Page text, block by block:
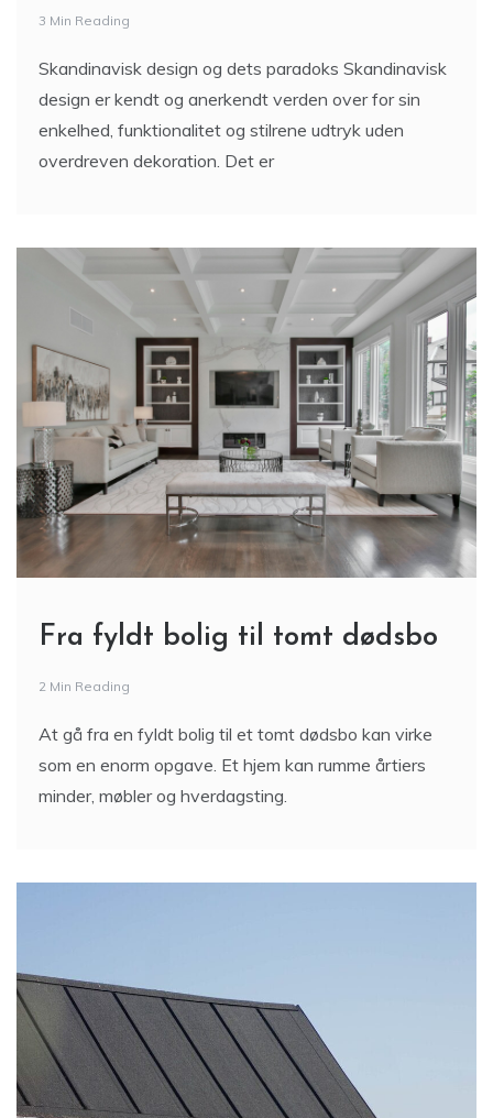
3 Min Reading
Skandinavisk design og dets paradoks Skandinavisk
design er kendt og anerkendt verden over for sin
enkelhed, funktionalitet og stilrene udtryk uden
overdreven dekoration. Det er
Fra fyldt bolig til tomt dødsbo
2 Min Reading
At gå fra en fyldt bolig til et tomt dødsbo kan virke
som en enorm opgave. Et hjem kan rumme årtiers
minder, møbler og hverdagsting.